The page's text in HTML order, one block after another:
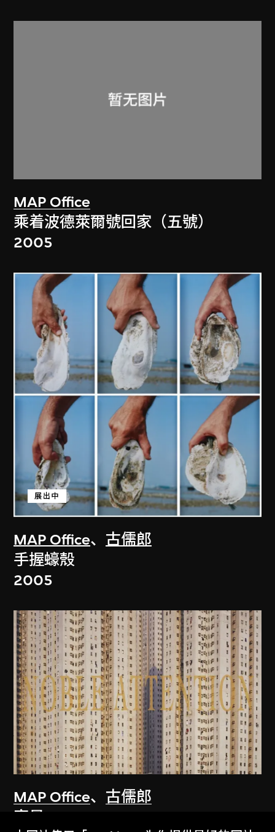
MAP Office
乘着波德萊爾號回家（五號）
2005
MAP Office、 古儒郎
展出中
手握蠔殼
2005
MAP Office、 古儒郎
家景